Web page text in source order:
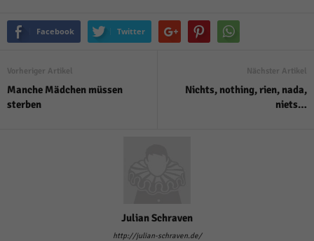
Facebook Twitter
Vorheriger Artikel
Manche Mädchen müssen
sterben
Nächster Artikel
Nichts, nothing, rien, nada,
niets…
Julian Schraven
http://julian-schraven.de/